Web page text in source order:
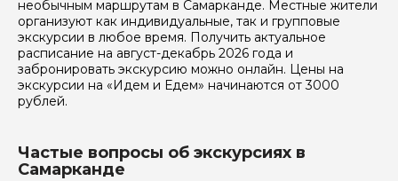
необычным маршрутам в Самарканде. Местные жители
организуют как индивидуальные, так и групповые
экскурсии в любое время. Получить актуальное
расписание на август-декабрь 2026 года и
забронировать экскурсию можно онлайн. Цены на
экскурсии на «Идем и Едем» начинаются от 3000
рублей.
Частые вопросы об экскурсиях в
Самарканде